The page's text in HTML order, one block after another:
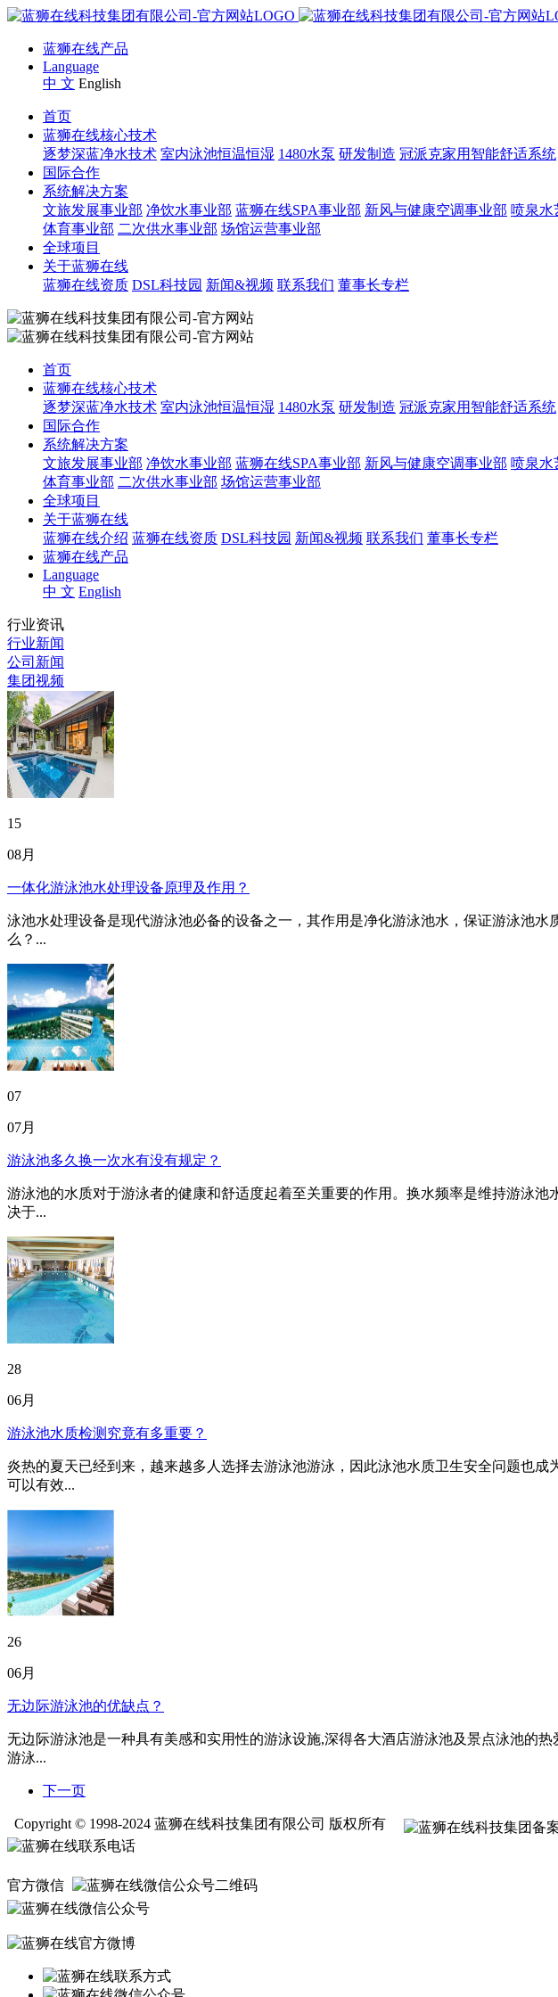
蓝狮在线产品
Language
中 文 English
首页
蓝狮在线核心技术
逐梦深蓝净水技术 室内泳池恒温恒湿 1480水泵 研发制造 冠派克家用智能舒适系统
国际合作
系统解决方案
文旅发展事业部 净饮水事业部 蓝狮在线SPA事业部 新风与健康空调事业部 喷泉水
体育事业部 二次供水事业部 场馆运营事业部
全球项目
关于蓝狮在线
蓝狮在线资质 DSL科技园 新闻&视频 联系我们 董事长专栏
首页
蓝狮在线核心技术
逐梦深蓝净水技术 室内泳池恒温恒湿 1480水泵 研发制造 冠派克家用智能舒适系统
国际合作
系统解决方案
文旅发展事业部 净饮水事业部 蓝狮在线SPA事业部 新风与健康空调事业部 喷泉水
体育事业部 二次供水事业部 场馆运营事业部
全球项目
关于蓝狮在线
蓝狮在线介绍 蓝狮在线资质 DSL科技园 新闻&视频 联系我们 董事长专栏
蓝狮在线产品
Language
中 文 English
行业资讯
行业新闻
公司新闻
集团视频
15
08月
一体化游泳池水处理设备原理及作用？
泳池水处理设备是现代游泳池必备的设备之一，其作用是净化游泳池水，保证游泳池
么？...
07
07月
游泳池多久换一次水有没有规定？
游泳池的水质对于游泳者的健康和舒适度起着至关重要的作用。换水频率是维持游泳
决于...
28
06月
游泳池水质检测究竟有多重要？
炎热的夏天已经到来，越来越多人选择去游泳池游泳，因此泳池水质卫生安全问题也
可以有效...
26
06月
无边际游泳池的优缺点？
无边际游泳池是一种具有美感和实用性的游泳设施,深得各大酒店游泳池及景点泳池的
游泳...
下一页
Copyright © 1998-2024 蓝狮在线科技集团有限公司 版权所有
官方微信